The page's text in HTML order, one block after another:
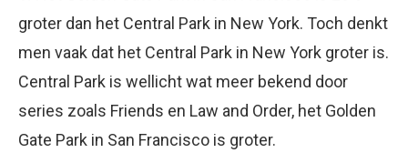
groter dan het Central Park in New York. Toch denkt
men vaak dat het Central Park in New York groter is.
Central Park is wellicht wat meer bekend door
series zoals Friends en Law and Order, het Golden
Gate Park in San Francisco is groter.